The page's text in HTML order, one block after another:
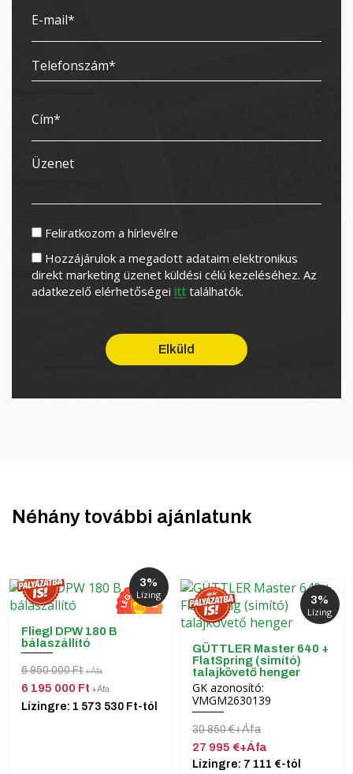
Feliratkozom a hírlevélre
Hozzájárulok a megadott adataim elektronikus
direkt marketing üzenet küldési célú kezeléséhez. Az
adatkezelő elérhetőségei itt találhatók.
Néhány további ajánlatunk
3%
Lízing
Fliegl DPW 180 B
bálaszállító
6 950 000 Ft+Áfa
6 195 000 Ft +Áfa
Lízingre: 1 573 530 Ft-tól
3%
Lízing
GÜTTLER Master 640 +
FlatSpring (simító)
talajkövető henger
GK azonosító:
VMGM2630139
30 850 €+Áfa
27 995 €+Áfa
Lízingre: 7 111 €-tól